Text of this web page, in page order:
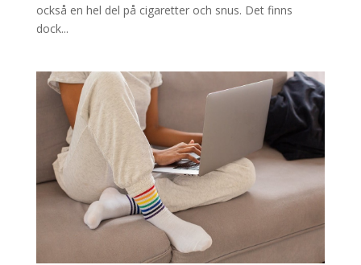
också en hel del på cigaretter och snus. Det finns
dock...